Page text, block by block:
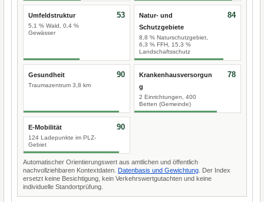
Umfeldstruktur
5,1 % Wald, 0,4 %
Gewässer
53
Natur- und
Schutzgebiete
8,8 % Naturschutzgebiet,
6,3 % FFH, 15,3 %
Landschaftsschutz
84
Gesundheit
Traumazentrum 3,8 km
90
Krankenhausversorgun
g
2 Einrichtungen, 400
Betten (Gemeinde)
78
E-Mobilität
124 Ladepunkte im PLZ-
Gebiet
90
Automatischer Orientierungswert aus amtlichen und öffentlich
nachvollziehbaren Kontextdaten. Datenbasis und Gewichtung . Der Index
ersetzt keine Besichtigung, kein Verkehrswertgutachten und keine
individuelle Standortprüfung.